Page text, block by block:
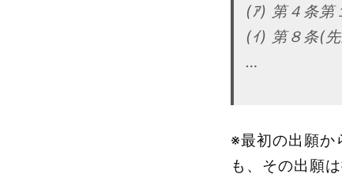
(ｱ) 第４条第
(ｲ) 第８条(
…
※最初の出願か
も、その出願